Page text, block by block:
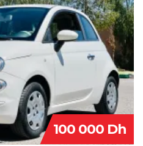
SPECIAL
100 000 Dh